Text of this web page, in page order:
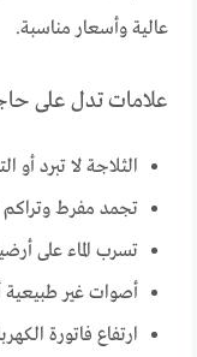
عالية وأسعار مناسبة.
علامات تدل على
الثلاجة لا تبرد أو
تجمد مفرط وتراكم
تسرب الماء على
أصوات غير طبيعية
ارتفاع فاتورة